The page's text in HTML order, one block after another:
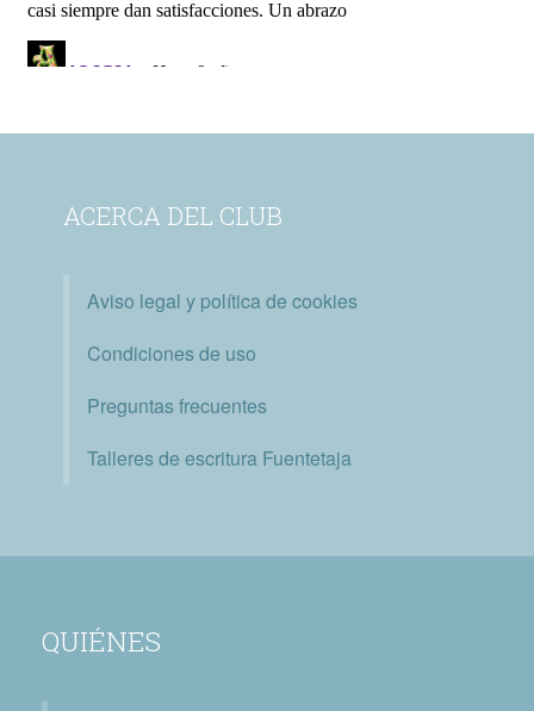
ACERCA DEL CLUB
Aviso legal y política de cookies
Condiciones de uso
Preguntas frecuentes
Talleres de escritura Fuentetaja
QUIÉNES